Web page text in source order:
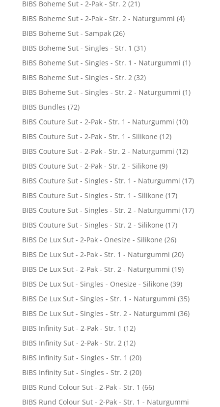
BIBS Boheme Sut - 2-Pak - Str. 2 (21)
BIBS Boheme Sut - 2-Pak - Str. 2 - Naturgummi (4)
BIBS Boheme Sut - Sampak (26)
BIBS Boheme Sut - Singles - Str. 1 (31)
BIBS Boheme Sut - Singles - Str. 1 - Naturgummi (1)
BIBS Boheme Sut - Singles - Str. 2 (32)
BIBS Boheme Sut - Singles - Str. 2 - Naturgummi (1)
BIBS Bundles (72)
BIBS Couture Sut - 2-Pak - Str. 1 - Naturgummi (10)
BIBS Couture Sut - 2-Pak - Str. 1 - Silikone (12)
BIBS Couture Sut - 2-Pak - Str. 2 - Naturgummi (12)
BIBS Couture Sut - 2-Pak - Str. 2 - Silikone (9)
BIBS Couture Sut - Singles - Str. 1 - Naturgummi (17)
BIBS Couture Sut - Singles - Str. 1 - Silikone (17)
BIBS Couture Sut - Singles - Str. 2 - Naturgummi (17)
BIBS Couture Sut - Singles - Str. 2 - Silikone (17)
BIBS De Lux Sut - 2-Pak - Onesize - Silikone (26)
BIBS De Lux Sut - 2-Pak - Str. 1 - Naturgummi (20)
BIBS De Lux Sut - 2-Pak - Str. 2 - Naturgummi (19)
BIBS De Lux Sut - Singles - Onesize - Silikone (39)
BIBS De Lux Sut - Singles - Str. 1 - Naturgummi (35)
BIBS De Lux Sut - Singles - Str. 2 - Naturgummi (36)
BIBS Infinity Sut - 2-Pak - Str. 1 (12)
BIBS Infinity Sut - 2-Pak - Str. 2 (12)
BIBS Infinity Sut - Singles - Str. 1 (20)
BIBS Infinity Sut - Singles - Str. 2 (20)
BIBS Rund Colour Sut - 2-Pak - Str. 1 (66)
BIBS Rund Colour Sut - 2-Pak - Str. 1 - Naturgummi